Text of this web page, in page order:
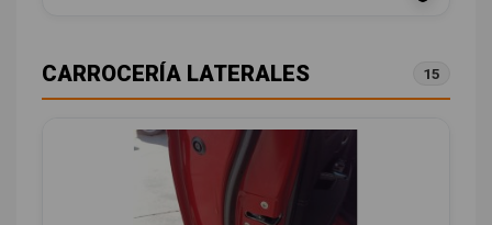
CARROCERÍA LATERALES 15